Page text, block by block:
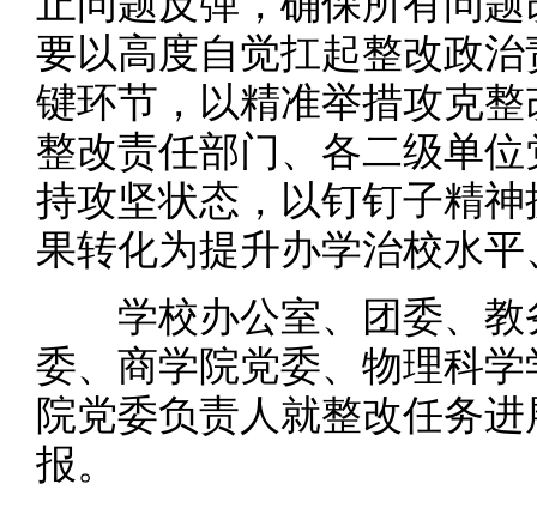
要以高度自觉扛起整改政
键环节，以精准举措攻克
整改责任部门、各二级单
持攻坚状态，以钉钉子精
果转化为提升办学治校水
学校办公室、团委、教
委、商学院党委、物理科
院党委负责人就整改任务
报。